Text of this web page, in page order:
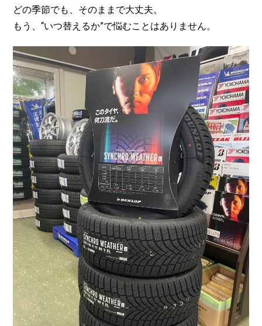
どの季節でも、そのままで大丈夫。
もう、“いつ替えるか”で悩むことはありません。